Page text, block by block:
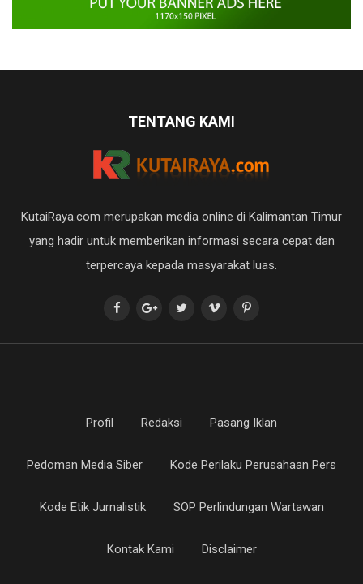
TENTANG KAMI
KutaiRaya.com merupakan media online di Kalimantan Timur
yang hadir untuk memberikan informasi secara cepat dan
terpercaya kepada masyarakat luas.
Profil Redaksi Pasang Iklan
Pedoman Media Siber Kode Perilaku Perusahaan Pers
Kode Etik Jurnalistik SOP Perlindungan Wartawan
Kontak Kami Disclaimer